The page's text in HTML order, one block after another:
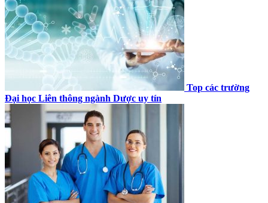
Top các trường
Đại học Liên thông ngành Dược uy tín